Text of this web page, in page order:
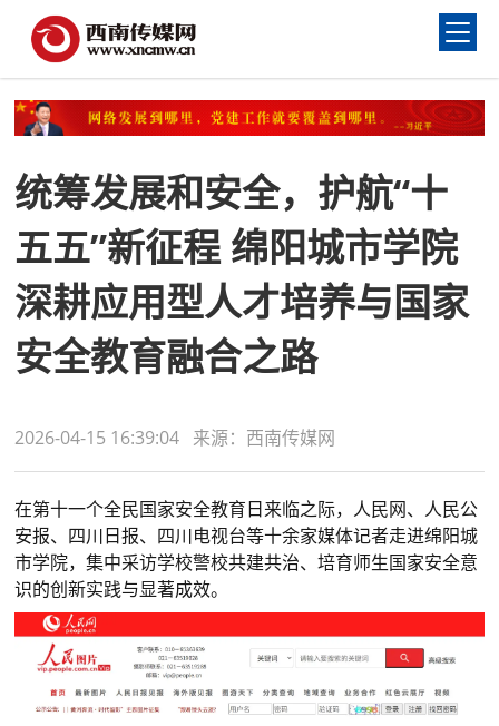
统筹发展和安全，护航“十
五五”新征程 绵阳城市学院
深耕应用型人才培养与国家
安全教育融合之路
2026-04-15 16:39:04 来源：西南传媒网
在第十一个全民国家安全教育日来临之际，人民网、人民公
安报、四川日报、四川电视台等十余家媒体记者走进绵阳城
市学院，集中采访学校警校共建共治、培育师生国家安全意
识的创新实践与显著成效。